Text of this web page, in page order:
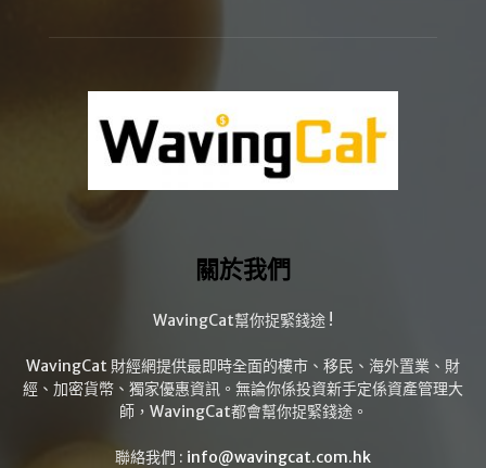
關於我們
WavingCat幫你捉緊錢途 !
WavingCat 財經網提供最即時全面的樓市、移民、海外置業、財
經、加密貨幣、獨家優惠資訊。無論你係投資新手定係資產管理大
師，WavingCat都會幫你捉緊錢途。
聯絡我們 : info@wavingcat.com.hk